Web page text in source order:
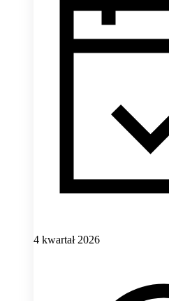
4 kwartał 2026